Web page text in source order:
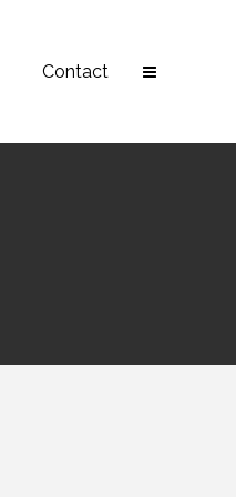
Contact